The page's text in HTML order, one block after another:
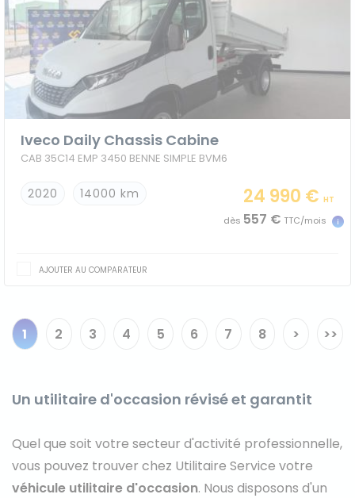
Iveco Daily Chassis Cabine
CAB 35C14 EMP 3450 BENNE SIMPLE BVM6
2020 14000 km 24 990 € HT
dès 557 € TTC/mois
AJOUTER AU COMPARATEUR
1 2 3 4 5 6 7 8 > >>
Un utilitaire d'occasion révisé et garantit
Quel que soit votre secteur d'activité professionnelle,
vous pouvez trouver chez Utilitaire Service votre
véhicule utilitaire d'occasion. Nous disposons d'un